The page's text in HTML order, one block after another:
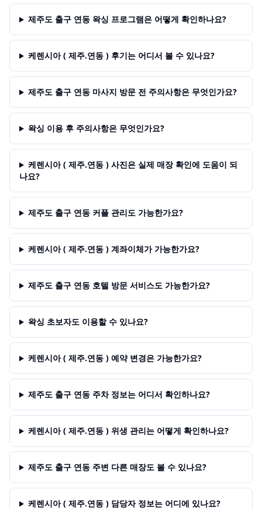
제주도 출구 연동 왁싱 프로그램은 어떻게 확인하나요?
케렌시아 ( 제주.연동 ) 후기는 어디서 볼 수 있나요?
제주도 출구 연동 마사지 방문 전 주의사항은 무엇인가요?
왁싱 이용 후 주의사항은 무엇인가요?
케렌시아 ( 제주.연동 ) 사진은 실제 매장 확인에 도움이 되
나요?
제주도 출구 연동 커플 관리도 가능한가요?
케렌시아 ( 제주.연동 ) 계좌이체가 가능한가요?
제주도 출구 연동 호텔 방문 서비스도 가능한가요?
왁싱 초보자도 이용할 수 있나요?
케렌시아 ( 제주.연동 ) 예약 변경은 가능한가요?
제주도 출구 연동 주차 정보는 어디서 확인하나요?
케렌시아 ( 제주.연동 ) 위생 관리는 어떻게 확인하나요?
제주도 출구 연동 주변 다른 매장도 볼 수 있나요?
케렌시아 ( 제주.연동 ) 담당자 정보는 어디에 있나요?